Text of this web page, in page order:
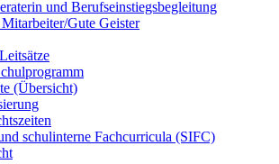
und Berufseinstiegsbegleitung
Gute Geister
(Übersicht)
schulinterne Fachcurricula (SIFC)